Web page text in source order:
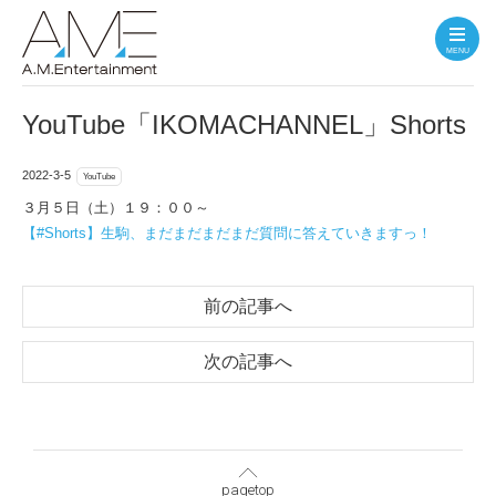
MENU
YouTube「IKOMACHANNEL」Shorts
2022-3-5 YouTube
３月５日（土）１９：００～
【#Shorts】生駒、まだまだまだまだ質問に答えていきますっ！
前の記事へ
次の記事へ
pagetop